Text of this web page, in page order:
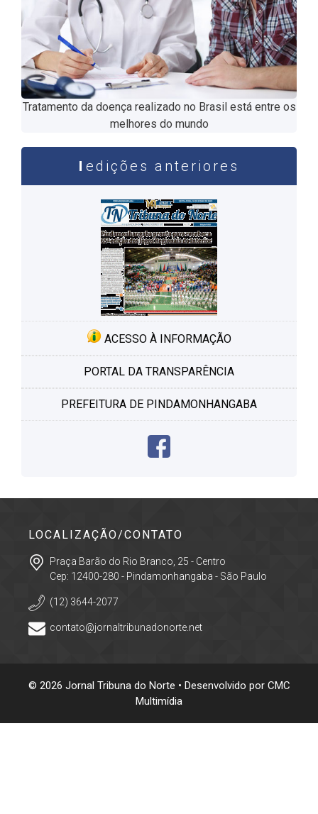
Tratamento da doença realizado no Brasil está entre os
melhores do mundo
edições anteriores
ACESSO À INFORMAÇÃO
PORTAL DA TRANSPARÊNCIA
PREFEITURA DE PINDAMONHANGABA
LOCALIZAÇÃO/CONTATO
Praça Barão do Rio Branco, 25 - Centro
Cep: 12400-280 - Pindamonhangaba - São Paulo
(12) 3644-2077
contato@jornaltribunadonorte.net
© 2026 Jornal Tribuna do Norte • Desenvolvido por CMC
Multimídia